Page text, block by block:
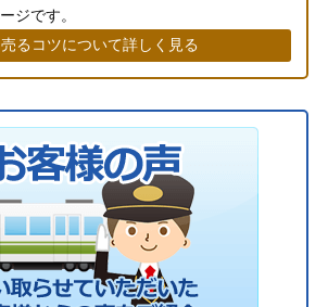
ジです。
るコツについて詳しく見る